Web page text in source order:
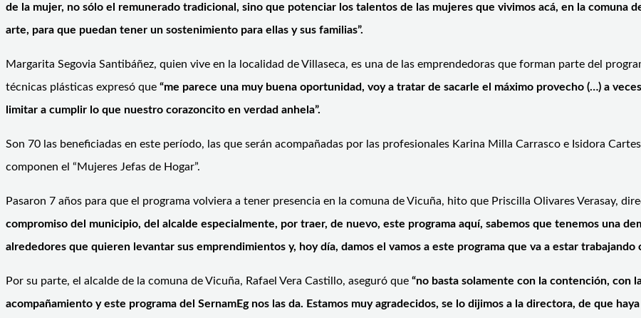
de la mujer, no sólo el remunerado tradicional, sino que potenciar los talentos de las mujeres que vivimos acá, en la comuna
arte, para que puedan tener un sostenimiento para ellas y sus familias”.
Margarita Segovia Santibáñez, quien vive en la localidad de Villaseca, es una de las emprendedoras que forman parte del
técnicas plásticas expresó que “me parece una muy buena oportunidad, voy a tratar de sacarle el máximo provecho (…) a
limitar a cumplir lo que nuestro corazoncito en verdad anhela”.
Son 70 las beneficiadas en este período, las que serán acompañadas por las profesionales Karina Milla Carrasco e Isidora
componen el “Mujeres Jefas de Hogar”.
Pasaron 7 años para que el programa volviera a tener presencia en la comuna de Vicuña, hito que Priscilla Olivares Verasay,
compromiso del municipio, del alcalde especialmente, por traer, de nuevo, este programa aquí, sabemos que tenemos una
alrededores que quieren levantar sus emprendimientos y, hoy día, damos el vamos a este programa que va a estar trabajando
Por su parte, el alcalde de la comuna de Vicuña, Rafael Vera Castillo, aseguró que “no basta solamente con la contención, con
acompañamiento y este programa del SernamEg nos las da. Estamos muy agradecidos, se lo dijimos a la directora, de que